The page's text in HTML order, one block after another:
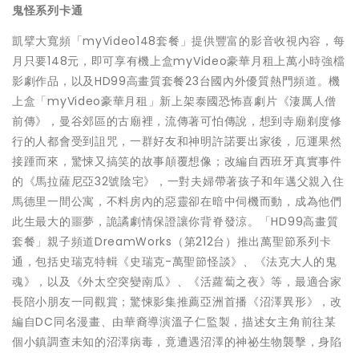
鬼怪系列卡通
凱擘大寬頻「myVideo148套餐」提供豐富的影音收視內容，每
月只要148元，即可享有機上盒myVideo豪華月租上萬小時強檔
影劇作品，以及HD99高畫質套餐23台國內外優質熱門頻道。機
上盒「myVideo豪華月租」新上架泰國恐怖喜劇片《淒厲人僧
前傳》，曼谷郊區的古廟裡，流傳著可怕傳說，想到寺廟剃度修
行的人都會受到詛咒，一群好友和神明許諾要出家後，厄運果然
接踵而來，驚悚又搞笑的故事顛覆想像；改編自西班牙真實事件
的《馬拉薩尼亞32號陰宅》，一對夫婦帶著孩子和年邁父親入住
馬德里一間公寓，不料房內的惡靈卻在暗中伺機而動，成為他們
此生最大的噩夢，詭譎劇情保證讓你背脊發涼。「HD99高畫質
套餐」親子頻道DreamWorks（第212台）推出萬聖節系列卡
通，包括史瑞克特輯《史瑞克-萬聖節怪談》、《法克大人的鬼
魂》，以及《外太空突變南瓜》、《活蘿蔔之夜》等，最適合家
長陪小朋友一同觀賞；驚悚影集推薦亞洲首播《沼澤異形》，改
編自DC同名漫畫、由華裔導演溫子仁監製，描述女主角前往某
個小鎮調查未知的沼澤病毒，竟遭遇沼澤的神祕生物襲擊，身陷